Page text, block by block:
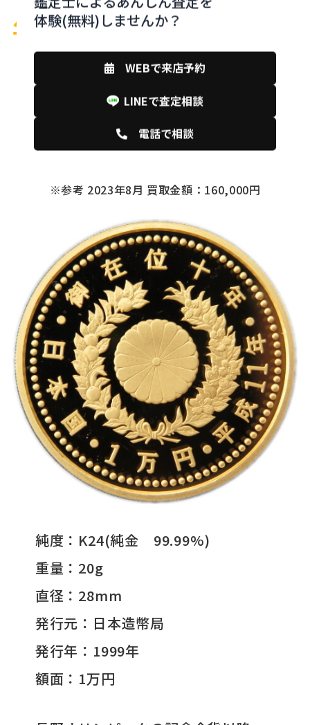
年）の買取価格
買取金額：493,000円
※参考 2023年8月 買取金額：160,000円
純度：K24(純金 99.99%)
重量：20g
直径：28mm
発行元：日本造幣局
発行年：1999年
額面：1万円
体験(無料)しませんか？
WEBで来店予約
LINEで査定相談
電話で相談